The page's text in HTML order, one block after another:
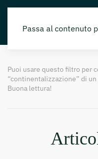
Passa al contenuto
Puoi usare questo filtro per
“continentalizzazione” di
Buona lettura!